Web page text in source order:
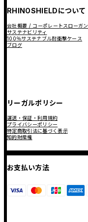
RHINOSHIELDについて
会社概要 / コーポレートスローガン
サステナビリティ
100％サステナブル耐衝撃ケース
ブログ
リーガルポリシー
運送・保証・利用規約
プライバシーポリシー
特定商取引法に基づく表示
知的財産権
お支払い方法